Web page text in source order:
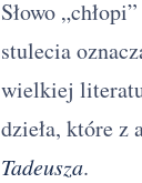
Słowo
stulecia
wielkiej
dzieła, które z
Tadeusza.